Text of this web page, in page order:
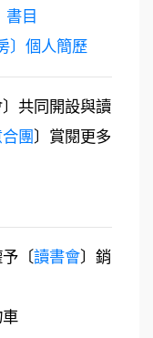
書目
〕個人簡歷
共同開設與讀
團 〕賞閱更多
〔讀書會〕銷